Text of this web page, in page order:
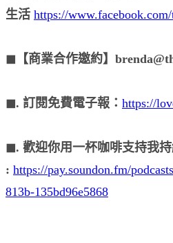
生活 https://
◼︎【商業合作邀約】
◼︎. 訂閱免費電子報： https://
◼︎. 歡迎你用一杯咖啡支持我
: https://pay.soundon.fm/
813b-135bd96e5868